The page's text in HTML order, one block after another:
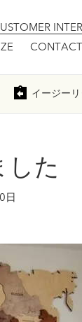
イージー
した
日